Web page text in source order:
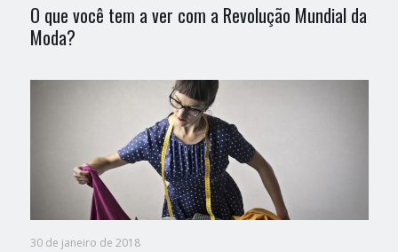
O que você tem a ver com a Revolução Mundial da
Moda?
30 de janeiro de 2018